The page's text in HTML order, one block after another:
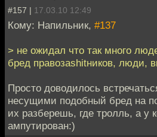
#157 | 17.03.10 12:49
Кому: Напильник, #137
> не ожидал что так много
бред правозаshitников, люди,
Просто доводилось
несущими подобный бред на
их разберешь, где тролль, а у
ампутирован:)